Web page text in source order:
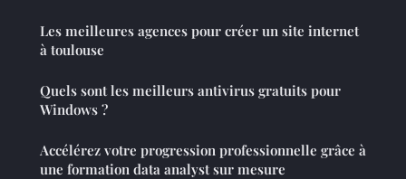
Les meilleures agences pour créer un site internet
à toulouse
Quels sont les meilleurs antivirus gratuits pour
Windows ?
Accélérez votre progression professionnelle grâce à
une formation data analyst sur mesure